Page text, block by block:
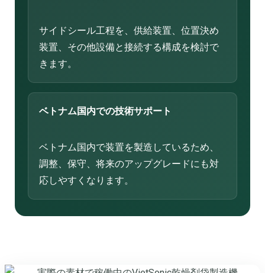
サイドシール工程を、供給装置、位置決め
装置、その他設備と接続する構成を検討で
きます。
ベトナム国内での技術サポート
ベトナム国内で装置を製造しているため、
調整、保守、将来のアップグレードにも対
応しやすくなります。